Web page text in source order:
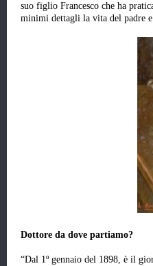
suo figlio Francesco che ha
minimi dettagli la vita del padre
Dottore da dove partiamo?
“Dal 1º gennaio del 1898, è il